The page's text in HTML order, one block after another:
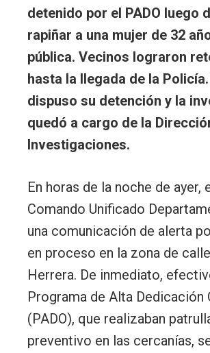
detenido por el PADO luego
rapiñar a una mujer de 32
pública. Vecinos lograron
hasta la llegada de la
dispuso su detención y la
quedó a cargo de la
Investigaciones.
En horas de la noche de ayer,
Comando Unificado
una comunicación de alerta
en proceso en la zona de
Herrera. De inmediato,
Programa de Alta Dedicación
(PADO), que realizaban
preventivo en las cercanías,